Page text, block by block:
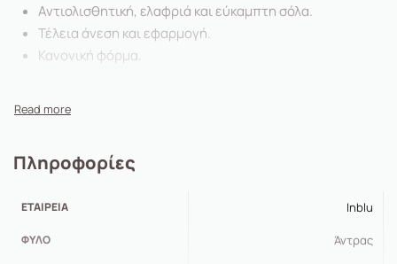
Αντιολισθητική, ελαφριά και εύκαμπτη σόλα.
Τέλεια άνεση και εφαρμογή.
Κανονική φόρμα.
Πληροφορίες
ΕΤΑΙΡΕΊΑ Inblu
ΦΎΛΟ Άντρας